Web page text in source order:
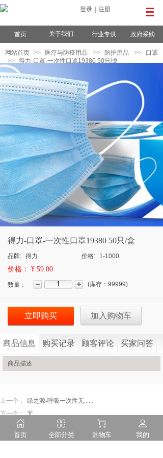
登录 注册
首页 关于我们 行业专供 政府采购
网站首页 >> 医疗与防疫用品 >> 防护用品 >>
口罩
>> 得力-口罩-一次性口罩19380 50只/盒
得力-口罩-一次性口罩19380 50只/盒
品牌: 得力 价格: 1-1000
价格： ¥ 59.00
数量： (库存： 99999)
立即购买 加入购物车
商品信息 购买记录 顾客评论 买家问答
商品描述
上一个：
绿之源-呼吸一次性无......
下一个： 无
首页 全部分类 购物车 我的